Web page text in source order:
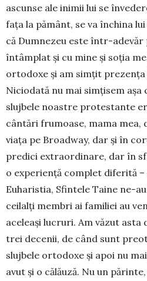
ascunse ale inimii lui se
faţa la pământ, se va închina
că Dumnezeu este într-
întâmplat și cu mine și soția
ortodoxe și am simțit prezența
Niciodată nu mai simțisem așa
slujbele noastre protestante
cântări frumoase, mama mea,
viața pe Broadway, dar și în
predici extraordinare, dar în
o experiență complet diferită
Euharistia, Sfintele Taine ne-
ceilalți membri ai familiei au
aceleași lucruri. Am văzut asta
trei decenii, de când sunt
slujbele ortodoxe și apoi nu
avut și o călăuză. Nu un